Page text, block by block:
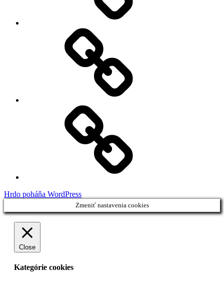
Hrdo poháňa WordPress
Zmeniť nastavenia cookies
Close
Kategórie cookies